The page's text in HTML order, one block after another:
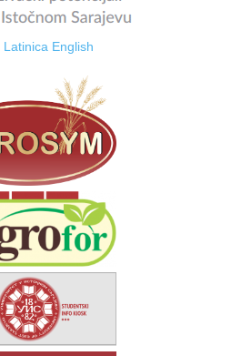
Latinica English